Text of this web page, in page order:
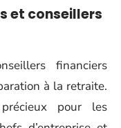
et conseillers
financiers
à la retraite.
pour les